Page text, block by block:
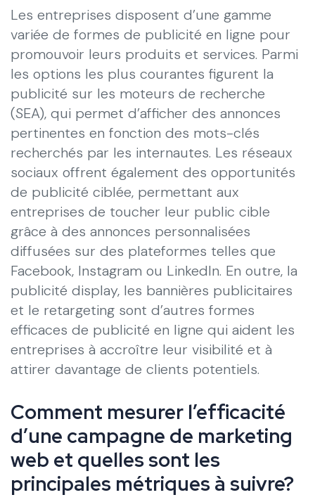
Les entreprises disposent d’une gamme
variée de formes de publicité en ligne pour
promouvoir leurs produits et services. Parmi
les options les plus courantes figurent la
publicité sur les moteurs de recherche
(SEA), qui permet d’afficher des annonces
pertinentes en fonction des mots-clés
recherchés par les internautes. Les réseaux
sociaux offrent également des opportunités
de publicité ciblée, permettant aux
entreprises de toucher leur public cible
grâce à des annonces personnalisées
diffusées sur des plateformes telles que
Facebook, Instagram ou LinkedIn. En outre, la
publicité display, les bannières publicitaires
et le retargeting sont d’autres formes
efficaces de publicité en ligne qui aident les
entreprises à accroître leur visibilité et à
attirer davantage de clients potentiels.
Comment mesurer l’efficacité
d’une campagne de marketing
web et quelles sont les
principales métriques à suivre?